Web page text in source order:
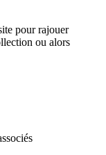
pour rajouer
ou alors